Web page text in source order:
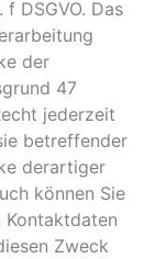
DSGVO. Das
der
47
jederzeit
betreffender
derartiger
können Sie
Kontaktdaten
Zweck